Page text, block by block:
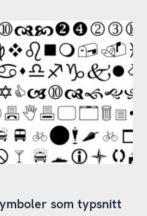
som typsnitt